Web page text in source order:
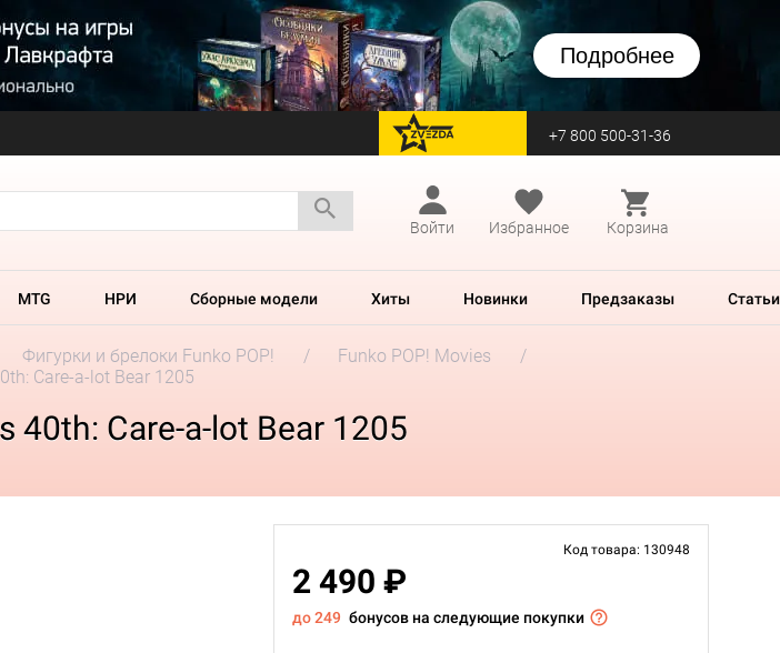
Подробнее
перейти на Zvezda +7 800 500-31-36
Войти
Избранное Корзина
MTG НРИ Сборные модели Хиты Новинки Предзаказы Статьи
Фигурки и брелоки Funko POP!
Funko POP! Movies
Care-a-lot Bear 1205
40th: Care-a-lot Bear 1205
Код товара: 130948
2 490 ₽
до 249 бонусов на следующие покупки